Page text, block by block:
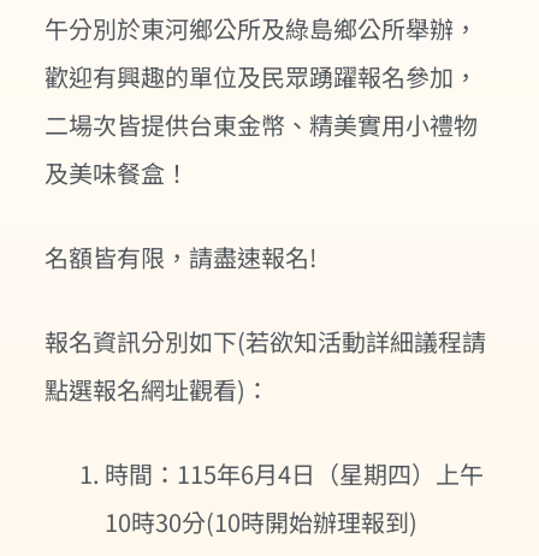
午分別於東河鄉公所及綠島鄉公所舉辦，
歡迎有興趣的單位及民眾踴躍報名參加，
二場次皆提供台東金幣、精美實用小禮物
及美味餐盒！
名額皆有限，請盡速報名!
報名資訊分別如下(若欲知活動詳細議程請
點選報名網址觀看)：
時間：115年6月4日（星期四）上午
10時30分(10時開始辦理報到)